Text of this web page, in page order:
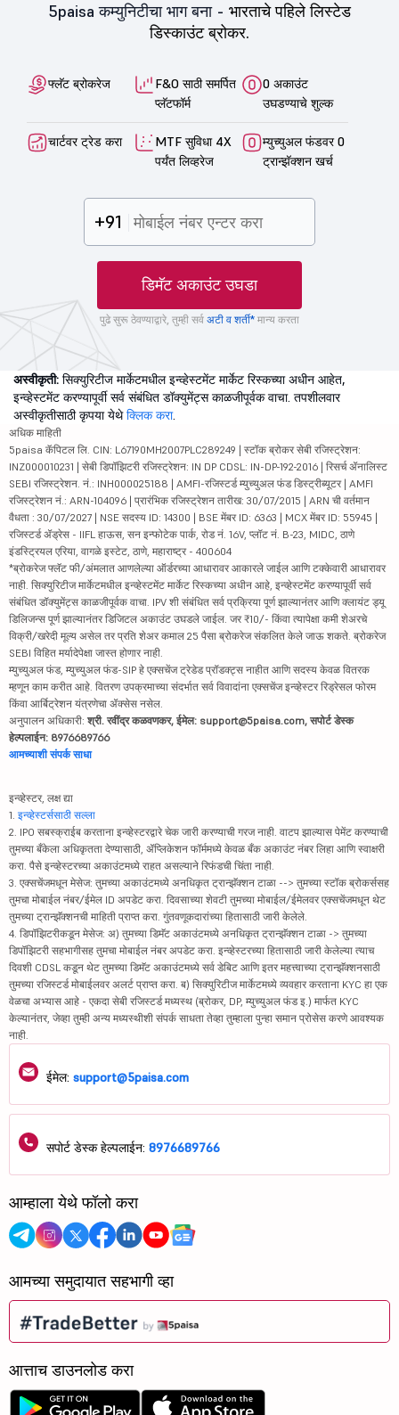
5paisa कम्युनिटीचा भाग बना - भारताचे पहिले लिस्टेड
डिस्काउंट ब्रोकर.
फ्लॅट ब्रोकरेज
F&O साठी समर्पित
प्लॅटफॉर्म
0 अकाउंट
उघडण्याचे शुल्क
चार्टवर ट्रेड करा
MTF सुविधा 4X
पर्यंत लिव्हरेज
म्युच्युअल फंडवर 0
ट्रान्झॅक्शन खर्च
+91
डिमॅट अकाउंट उघडा
पुढे सुरू ठेवण्याद्वारे, तुम्ही सर्व अटी व शर्ती* मान्य करता
अस्वीकृती: सिक्युरिटीज मार्केटमधील इन्व्हेस्टमेंट मार्केट रिस्कच्या अधीन आहेत,
इन्व्हेस्टमेंट करण्यापूर्वी सर्व संबंधित डॉक्युमेंट्स काळजीपूर्वक वाचा. तपशीलवार
अस्वीकृतीसाठी कृपया येथेक्लिक करा.
अधिक माहिती
5paisa कॅपिटल लि. CIN: L67190MH2007PLC289249 | स्टॉक ब्रोकर सेबी रजिस्ट्रेशन:
INZ000010231 | सेबी डिपॉझिटरी रजिस्ट्रेशन: IN DP CDSL: IN-DP-192-2016 | रिसर्च ॲनालिस्ट
SEBI रजिस्ट्रेशन. नं.: INH000025188 | AMFI-रजिस्टर्ड म्युच्युअल फंड डिस्ट्रीब्यूटर | AMFI
रजिस्ट्रेशन नं.: ARN-104096 | प्रारंभिक रजिस्ट्रेशन तारीख: 30/07/2015 | ARN ची वर्तमान
वैधता : 30/07/2027 | NSE सदस्य ID: 14300 | BSE मेंबर ID: 6363 | MCX मेंबर ID: 55945 |
रजिस्टर्ड ॲड्रेस - IIFL हाऊस, सन इन्फोटेक पार्क, रोड नं. 16V, प्लॉट नं. B-23, MIDC, ठाणे
इंडस्ट्रियल एरिया, वागळे इस्टेट, ठाणे, महाराष्ट्र - 400604
*ब्रोकरेज फ्लॅट फी/अंमलात आणलेल्या ऑर्डरच्या आधारावर आकारले जाईल आणि टक्केवारी आधारावर
नाही. सिक्युरिटीज मार्केटमधील इन्व्हेस्टमेंट मार्केट रिस्कच्या अधीन आहे, इन्व्हेस्टमेंट करण्यापूर्वी सर्व
संबंधित डॉक्युमेंट्स काळजीपूर्वक वाचा. IPV शी संबंधित सर्व प्रक्रिया पूर्ण झाल्यानंतर आणि क्लायंट ड्यू
डिलिजन्स पूर्ण झाल्यानंतर डिजिटल अकाउंट उघडले जाईल. जर ₹10/- किंवा त्यापेक्षा कमी शेअरचे
विक्री/खरेदी मूल्य असेल तर प्रति शेअर कमाल 25 पैसा ब्रोकरेज संकलित केले जाऊ शकते. ब्रोकरेज
SEBI विहित मर्यादेपेक्षा जास्त होणार नाही.
म्युच्युअल फंड, म्युच्युअल फंड-SIP हे एक्सचेंज ट्रेडेड प्रॉडक्ट्स नाहीत आणि सदस्य केवळ वितरक
म्हणून काम करीत आहे. वितरण उपक्रमाच्या संदर्भात सर्व विवादांना एक्सचेंज इन्व्हेस्टर रिड्रेसल फोरम
किंवा आर्बिट्रेशन यंत्रणेचा ॲक्सेस नसेल.
अनुपालन अधिकारी: श्री. रवींद्र कळवणकर, ईमेल: support@5paisa.com, सपोर्ट डेस्क
हेल्पलाईन: 8976689766
आमच्याशी संपर्क साधा
इन्व्हेस्टर, लक्ष द्या
1. इन्व्हेस्टर्ससाठी सल्ला
2. IPO सबस्क्राईब करताना इन्व्हेस्टरद्वारे चेक जारी करण्याची गरज नाही. वाटप झाल्यास पेमेंट करण्याची
तुमच्या बँकेला अधिकृतता देण्यासाठी, ॲप्लिकेशन फॉर्ममध्ये केवळ बँक अकाउंट नंबर लिहा आणि स्वाक्षरी
करा. पैसे इन्व्हेस्टरच्या अकाउंटमध्ये राहत असल्याने रिफंडची चिंता नाही.
3. एक्सचेंजमधून मेसेज: तुमच्या अकाउंटमध्ये अनधिकृत ट्रान्झॅक्शन टाळा --> तुमच्या स्टॉक ब्रोकर्ससह
तुमचा मोबाईल नंबर/ईमेल ID अपडेट करा. दिवसाच्या शेवटी तुमच्या मोबाईल/ईमेलवर एक्सचेंजमधून थेट
तुमच्या ट्रान्झॅक्शनची माहिती प्राप्त करा. गुंतवणूकदारांच्या हितासाठी जारी केलेले.
4. डिपॉझिटरीकडून मेसेज: अ) तुमच्या डिमॅट अकाउंटमध्ये अनधिकृत ट्रान्झॅक्शन टाळा -> तुमच्या
डिपॉझिटरी सहभागीसह तुमचा मोबाईल नंबर अपडेट करा. इन्व्हेस्टरच्या हितासाठी जारी केलेल्या त्याच
दिवशी CDSL कडून थेट तुमच्या डिमॅट अकाउंटमध्ये सर्व डेबिट आणि इतर महत्त्वाच्या ट्रान्झॅक्शनसाठी
तुमच्या रजिस्टर्ड मोबाईलवर अलर्ट प्राप्त करा. ब) सिक्युरिटीज मार्केटमध्ये व्यवहार करताना KYC हा एक
वेळचा अभ्यास आहे - एकदा सेबी रजिस्टर्ड मध्यस्थ (ब्रोकर, DP, म्युच्युअल फंड इ.) मार्फत KYC
केल्यानंतर, जेव्हा तुम्ही अन्य मध्यस्थीशी संपर्क साधता तेव्हा तुम्हाला पुन्हा समान प्रोसेस करणे आवश्यक
नाही.
ईमेल: support@5paisa.com
सपोर्ट डेस्क हेल्पलाईन: 8976689766
आम्हाला येथे फॉलो करा
आमच्या समुदायात सहभागी व्हा
आत्ताच डाउनलोड करा